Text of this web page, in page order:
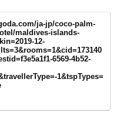
ja-jp/coco-palm-
maldives-islands-
12-
6569-4b52-
1&tspTypes=